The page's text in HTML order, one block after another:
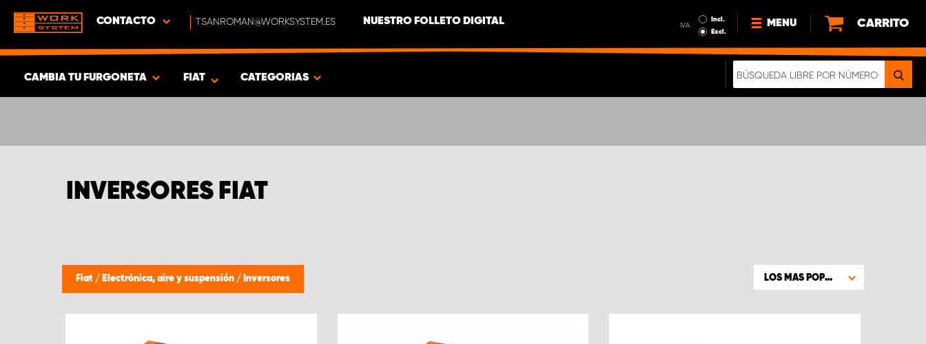
CONTACTO TSANROMAN@WORKSYSTEM.ES NUESTRO FOLLETO DIGITAL IVA
Incl.
Excl.
MENU
NOTICIAS
CARRITO
CAMBIA TU FURGONETA
PRODUCTOS
FIAT CATEGORIAS
INVERSORES FIAT
Fiat / Electrónica, aire y suspensión / Inversores LOS MAS POPULARES